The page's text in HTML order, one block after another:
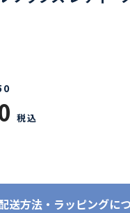
税込
送方法・ラッピングに